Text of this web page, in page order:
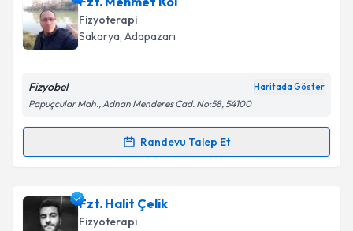
Fizyoterapi
Sakarya, Adapazarı
Fizyobel Haritada Göster
Papuçcular Mah., Adnan Menderes Cad. No:58, 54100
Randevu Talep Et
Randevu Takvimi Talebi
Fzt. Mehmet Koliçin randevu takvimi talebi
oluşturun. Size bu uzmandan randevu almanız için bir
Fzt. Halit Çelik
Fizyoterapi